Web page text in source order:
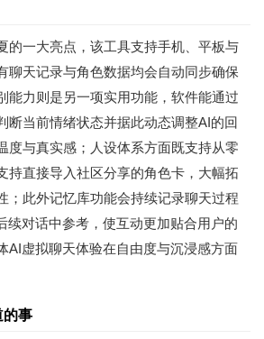
的一大亮点，该工具支持手机、平板与
聊天记录与角色数据均会自动同步确保
能力则是另一项实用功能，软件能通过
断当前情绪状态并据此动态调整AI的回
度与真实感；人设体系方面既支持从零
持直接导入社区分享的角色卡，大幅拓
；此外记忆库功能会持续记录聊天过程
续对话中参考，使互动更加贴合用户的
AI虚拟聊天体验在自由度与沉浸感方面
的事